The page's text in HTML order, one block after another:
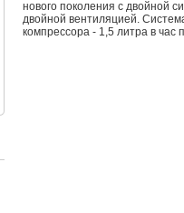
нового поколения с двойной
двойной вентиляцией.
компрессора - 1,5 литра в